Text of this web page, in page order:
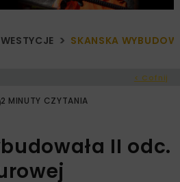
SKANSKA
< Cofnij
2 MINUTY CZYTANIA
II odc.